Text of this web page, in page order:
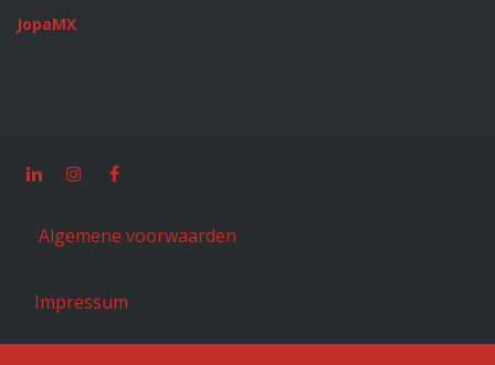
JopaMX
Algemene voorwaarden
Impressum